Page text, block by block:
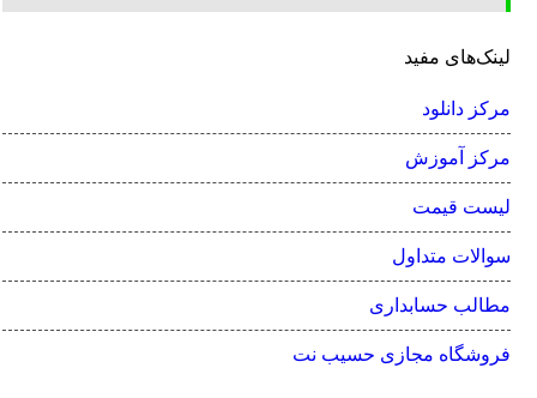
لینک‌های مفید
مرکز دانلود
مرکز آموزش
لیست قیمت
سوالات متداول
مطالب حسابداری
فروشگاه مجازی حسیب نت